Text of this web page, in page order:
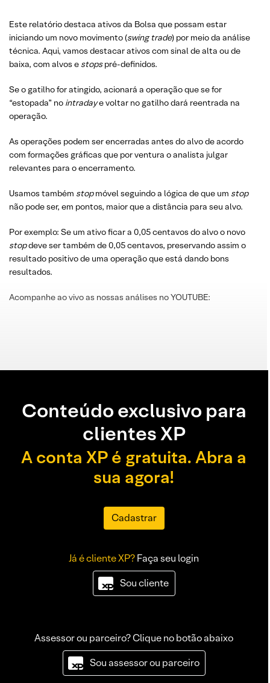
Este relatório destaca ativos da Bolsa que possam estar
iniciando um novo movimento (swing trade) por meio da análise
técnica. Aqui, vamos destacar ativos com sinal de alta ou de
baixa, com alvos e stopspré-definidos.
Se o gatilho for atingido, acionará a operação que se for
“estopada” no intradaye voltar no gatilho dará reentrada na
operação.
As operações podem ser encerradas antes do alvo de acordo
com formações gráficas que por ventura o analista julgar
relevantes para o encerramento.
Usamos também stopmóvel seguindo a lógica de que um stop
não pode ser, em pontos, maior que a distância para seu alvo.
Por exemplo: Se um ativo ficar a 0,05 centavos do alvo o novo
stopdeve ser também de 0,05 centavos, preservando assim o
resultado positivo de uma operação que está dando bons
resultados.
Acompanhe ao vivo as nossas análises no YOUTUBE:
Conteúdo exclusivo para
clientes XP
A conta XP é gratuita. Abra a
sua agora!
Cadastrar
Já é cliente XP?Faça seu login
Sou cliente
Assessor ou parceiro? Clique no botão abaixo
Sou assessor ou parceiro